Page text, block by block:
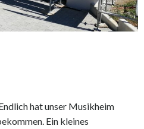
hat unser Musikheim
Ein kleines